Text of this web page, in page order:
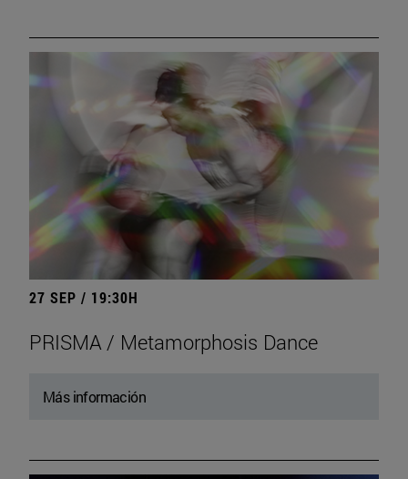
27 SEP / 19:30H
PRISMA / Metamorphosis Dance
Más información